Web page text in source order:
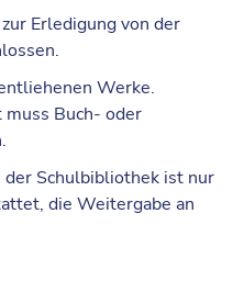
Erledigung von der
Werke.
muss Buch- oder
Schulbibliothek ist nur
die Weitergabe an